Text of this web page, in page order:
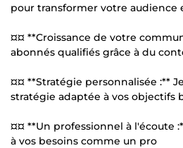
pour transformer votre audience
¤¤ **Croissance de votre
abonnés qualifiés grâce à du
¤¤ **Stratégie personnalisée :**
stratégie adaptée à vos objectifs
¤¤ **Un professionnel à l'écoute
à vos besoins comme un pro